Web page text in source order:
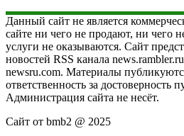
Данный сайт не является
сайте ни чего не продают, ни чего
услуги не оказываются. Сайт
новостей RSS канала
newsru.com. Материалы
ответственность за достоверность
Администрация сайта не несёт.
Сайт от bmb2 @ 2025